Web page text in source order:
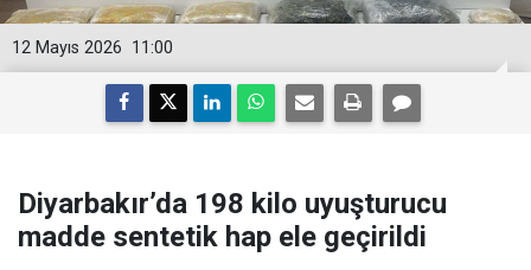
11:00
12 Mayıs 2026
Diyarbakır’da 198 kilo uyuşturucu
madde sentetik hap ele geçirildi